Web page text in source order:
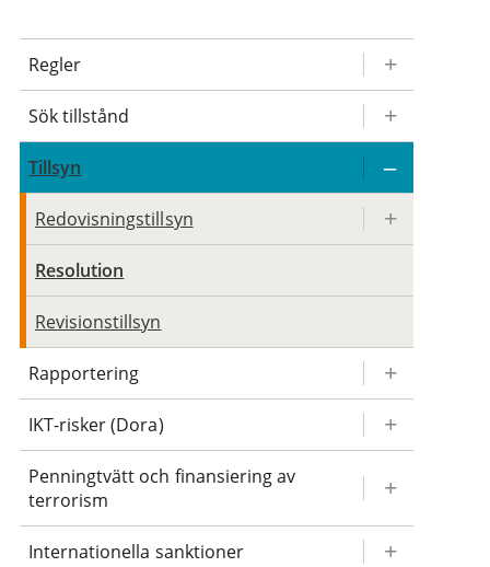
Regler
Sök tillstånd
Tillsyn
Redovisningstillsyn
Resolution
Revisionstillsyn
Rapportering
IKT-risker (Dora)
Penningtvätt och finansiering av
terrorism
Internationella sanktioner